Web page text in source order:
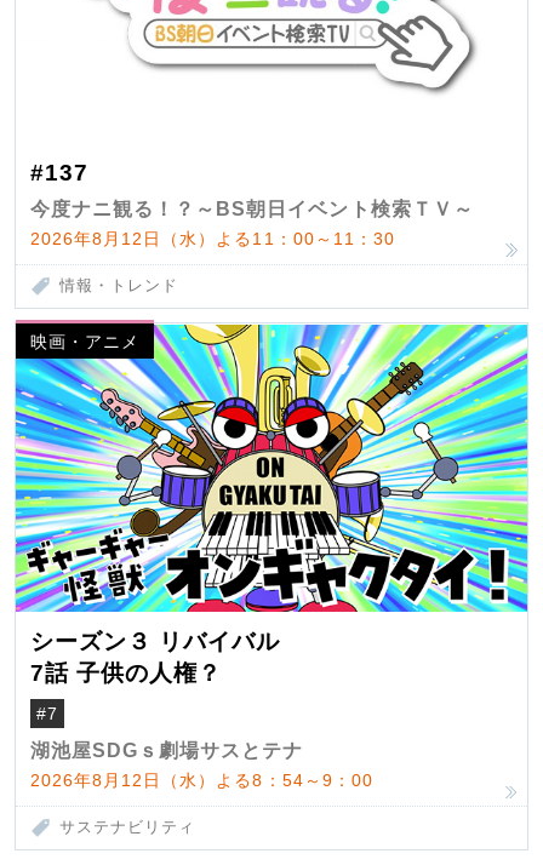
#137
今度ナニ観る！？～BS朝日イベント検索ＴＶ～
2026年8月12日（水）よる11：00～11：30
情報・トレンド
映画・アニメ
シーズン３ リバイバル
7話 子供の人権？
#7
湖池屋SDGｓ劇場サスとテナ
2026年8月12日（水）よる8：54～9：00
サステナビリティ